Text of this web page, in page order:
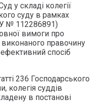
у складі колегії
суду в рамках
№ 112286891)
вимоги про
правочину
спосіб
236 Господарського
колегія суддів
в постанові